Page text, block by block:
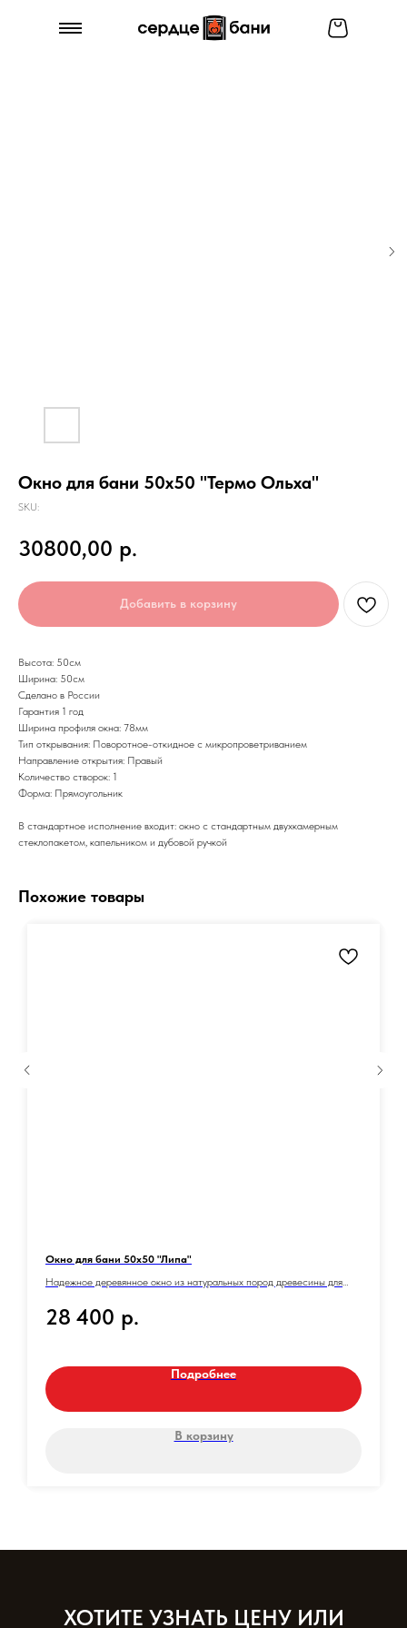
Окно для бани 50х50 "Термо Ольха"
SKU:
30800,00 р.
Добавить в корзину
Высота: 50см
Ширина: 50см
Сделано в России
Гарантия 1 год
Ширина профиля окна: 78мм
Тип открывания: Поворотное-откидное с микропроветриванием
Направление открытия: Правый
Количество створок: 1
Форма: Прямоугольник
В стандартное исполнение входит: окно с стандартным двухкамерным
стеклопакетом, капельником и дубовой ручкой
Похожие товары
Окно для бани 50х50 "Липа"
Надежное деревянное окно из натуральных пород древесины для
микроклимата и естественного освещения.
28 400 р.
Подробнее
В корзину
ХОТИТЕ УЗНАТЬ ЦЕНУ ИЛИ